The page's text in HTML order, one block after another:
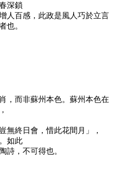
深鎖
人百感，此政是風人巧於立言
也。
而非蘇州本色。蘇州本色在
無終日會，惜此花間月」，
如此
詩，不可得也。